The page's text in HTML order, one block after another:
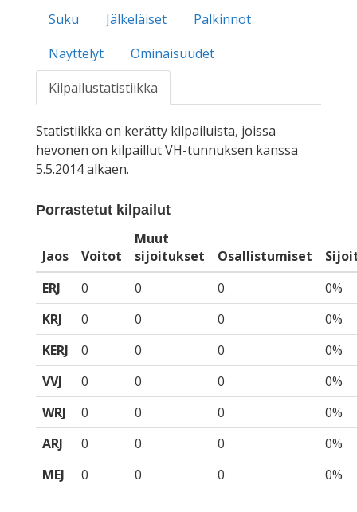
Suku Jälkeläiset
Palkinnot
Näyttelyt
Ominaisuudet
Kilpailustatistiikka
Statistiikka on kerätty kilpailuista, joissa
hevonen on kilpaillut VH-tunnuksen kanssa
5.5.2014 alkaen.
Porrastetut kilpailut
Jaos Voitot
Muut
sijoitukset
Osallistumiset
ERJ
0 0 0
0%
KRJ
0 0 0
0%
KERJ
0 0 0
0%
VVJ
0 0 0
0%
WRJ
0 0 0
0%
ARJ
0 0 0
0%
MEJ
0 0 0 0%